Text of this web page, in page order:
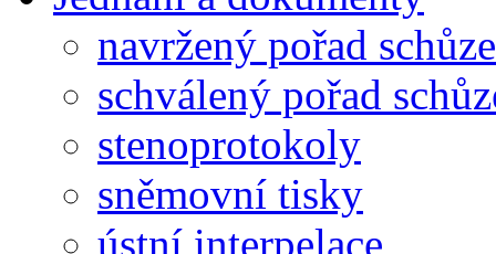
navržený pořad schůze
schválený pořad
stenoprotokoly
sněmovní tisky
ústní interpelace